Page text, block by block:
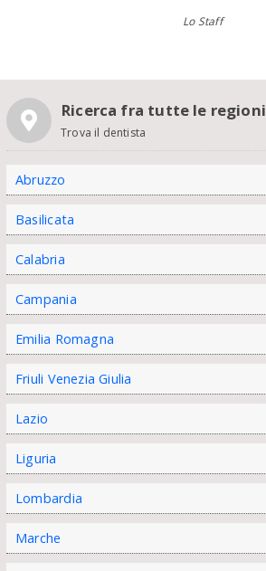
Lo Staff
Ricerca fra tutte le regioni
Trova il dentista
Abruzzo
Basilicata
Calabria
Campania
Emilia Romagna
Friuli Venezia Giulia
Lazio
Liguria
Lombardia
Marche